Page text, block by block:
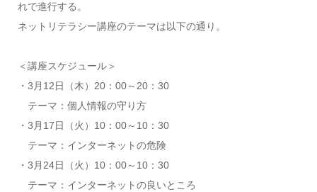
れで進行する。
ネットリテラシー講座のテーマは以下の通り。
＜講座スケジュール＞
・3月12日（木）20：00～20：30
テーマ：個人情報の守り方
・3月17日（火）10：00～10：30
テーマ：インターネットの危険
・3月24日（火）10：00～10：30
テーマ：インターネットの良いところ